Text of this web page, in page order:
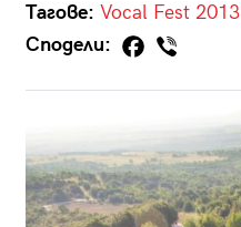
Тагове: Vocal Fest 2013
Сподели: